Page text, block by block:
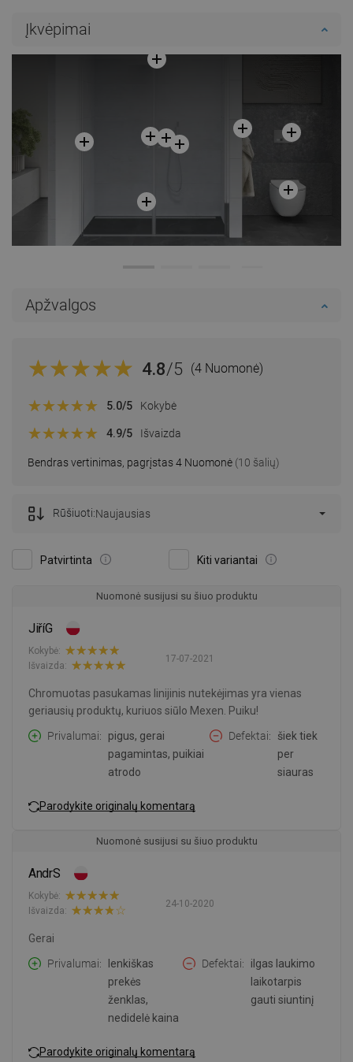
Įkvėpimai
Apžvalgos
4.8/5 (4 Nuomonė)
Bendras vertinimas, pagrįstas 4 Nuomonė (10 šalių)
5.0/5 Kokybė
4.9/5 Išvaizda
Patvirtinta Kiti variantai
Rūšiuoti:Naujausias
Nuomonė susijusi su šiuo produktu
JiříG
17-07-2021
Kokybė:
Išvaizda:
Chromuotas pasukamas linijinis nutekėjimas yra vienas
geriausių produktų, kuriuos siūlo Mexen. Puiku!
Privalumai
pigus, gerai
pagamintas, puikiai
atrodo
Defektai
šiek tiek
per
siauras
Parodykite originalų komentarą
Nuomonė susijusi su šiuo produktu
AndrS
24-10-2020
Kokybė:
Išvaizda:
Gerai
Privalumai
lenkiškas
prekės
ženklas,
nedidelė kaina
Defektai
ilgas laukimo
laikotarpis
gauti siuntinį
Parodykite originalų komentarą